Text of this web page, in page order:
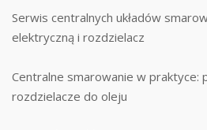
Serwis centralnych układów
elektryczną i rozdzielacz
Centralne smarowanie w praktyce:
rozdzielacze do oleju